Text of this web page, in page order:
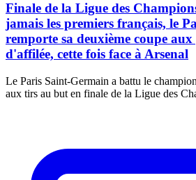
Finale de la Ligue des
jamais les premiers français, le
remporte sa deuxième coupe
d'affilée, cette fois face à Arsenal
Le Paris Saint-Germain a battu le
aux tirs au but en finale de la Ligue des